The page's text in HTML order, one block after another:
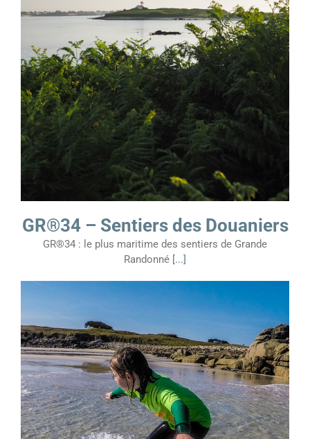
GR®34 – Sentiers des Douaniers
GR®34 : le plus maritime des sentiers de Grande
Randonné [...]